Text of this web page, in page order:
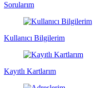
Sorularım
Kullanıcı Bilgilerim
Kayıtlı Kartlarım